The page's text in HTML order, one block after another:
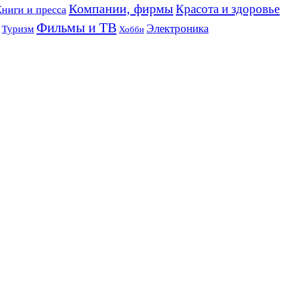
и пресса Компании, фирмыКрасота и здоровье
Туризм Фильмы и ТВ Хобби Электроника